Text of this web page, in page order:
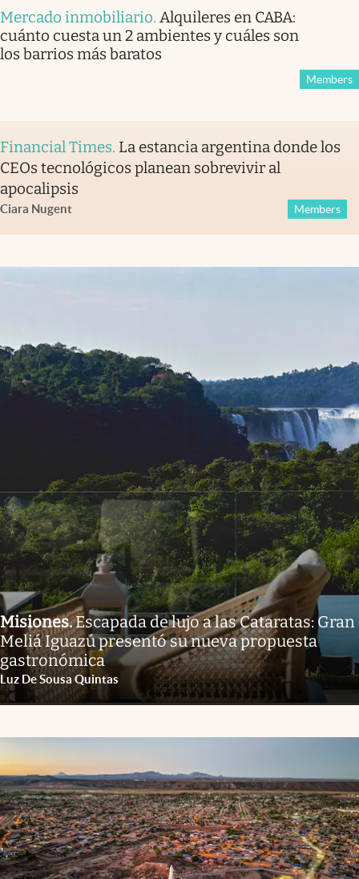
Mercado inmobiliario. Alquileres en CABA:
cuánto cuesta un 2 ambientes y cuáles son
los barrios más baratos
Members
Financial Times. La estancia argentina donde los
CEOs tecnológicos planean sobrevivir al
apocalipsis
Ciara Nugent Members
Misiones.Escapada de lujo a las Cataratas: Gran
Meliá Iguazú presentó su nueva propuesta
gastronómica
Luz De Sousa Quintas